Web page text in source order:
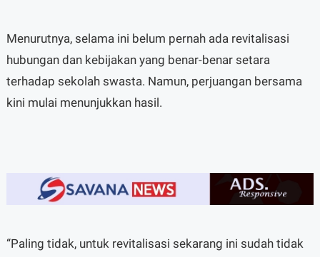
Menurutnya, selama ini belum pernah ada revitalisasi
hubungan dan kebijakan yang benar-benar setara
terhadap sekolah swasta. Namun, perjuangan bersama
kini mulai menunjukkan hasil.
“Paling tidak, untuk revitalisasi sekarang ini sudah tidak